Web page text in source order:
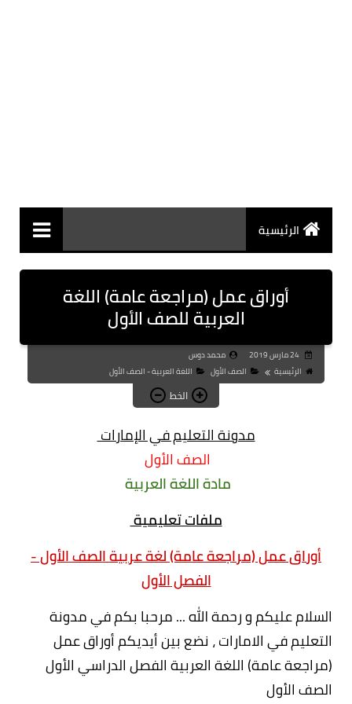
الرئيسية
أوراق عمل (مراجعة عامة) اللغة
العربية للصف الأول
محمد دوس
الرئيسية
الصف الأول اللغة العربية - الصف الأول
الخط
مدونة التعليم في الإمارات
الصف الأول
مادة اللغة العربية
ملفات تعليمية
أوراق عمل (مراجعة عامة) لغة عربيةالصف الأول -
الفصلالأول
السلام عليكم و رحمة الله ... مرحبا بكم في مدونة
التعليم في الامارات ، نضع بين أيديكم أوراق عمل
(مراجعة عامة) اللغة العربية الفصل الدراسي الأول
الصف الأول